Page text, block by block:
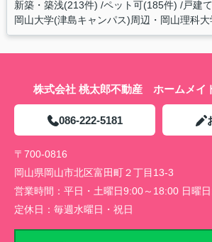
新築・築浅(213件) ペット可(185件) 戸建
岡山大学(津島キャンパス)周辺・岡山理科
株式会社 桃太郎不動産 ホームメイ
086-222-5181
〒700-0816
岡山県岡山市北区富田町２丁目13-3
営業時間： 平日・土曜日9:00～18:00 日曜
定休日： 毎週水曜日・祝日